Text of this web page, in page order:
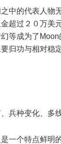
中的代表人物
超过２０万美
等成为了
归功与相对稳
兵种变化、多
一个特点鲜明